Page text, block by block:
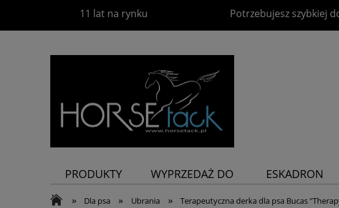
11 lat na rynku Potrzebujesz szybkiej
PRODUKTY
WYPRZEDAŻ DO
ESKADRON
» Dla psa » Ubrania » Terapeutyczna derka dla psa Bucas